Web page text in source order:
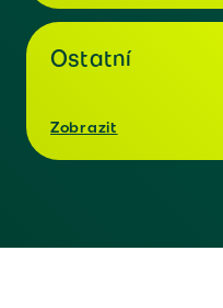
Ostatní
Zobrazit